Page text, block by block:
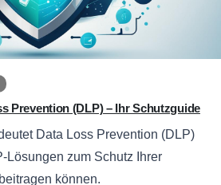
Prevention (DLP) – Ihr Schutzguide
Data Loss Prevention (DLP)
Lösungen zum Schutz Ihrer
können.